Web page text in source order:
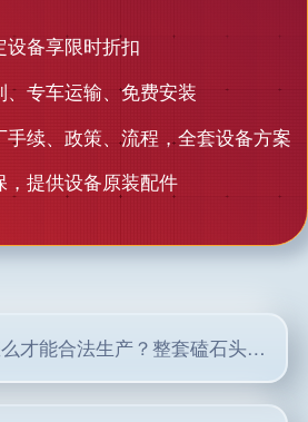
设备享限时折扣
、专车运输、免费安装
手续、政策、流程，全套设备方案
，提供设备原装配件
磕石机怎么才能合法生产？整套磕石头机器多少钱？